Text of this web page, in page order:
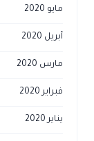
مايو 2020
أبريل 2020
مارس 2020
فبراير 2020
يناير 2020